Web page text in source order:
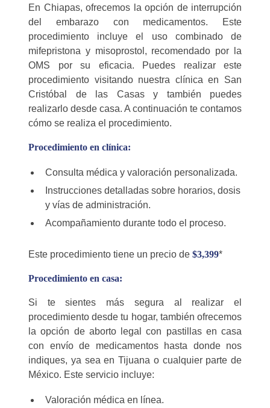
En Chiapas, ofrecemos la opción de interrupción
del embarazo con medicamentos. Este
procedimiento incluye el uso combinado de
mifepristona y misoprostol, recomendado por la
OMS por su eficacia. Puedes realizar este
procedimiento visitando nuestra clínica en San
Cristóbal de las Casas y también puedes
realizarlo desde casa. A continuación te contamos
cómo se realiza el procedimiento.
Procedimiento en clínica:
Consulta médica y valoración personalizada.
Instrucciones detalladas sobre horarios, dosis
y vías de administración.
Acompañamiento durante todo el proceso.
Este procedimiento tiene un precio de $3,399*
Procedimiento en casa:
Si te sientes más segura al realizar el
procedimiento desde tu hogar, también ofrecemos
la opción de aborto legal con pastillas en casa
con envío de medicamentos hasta donde nos
indiques, ya sea en Tijuana o cualquier parte de
México. Este servicio incluye:
Valoración médica en línea.